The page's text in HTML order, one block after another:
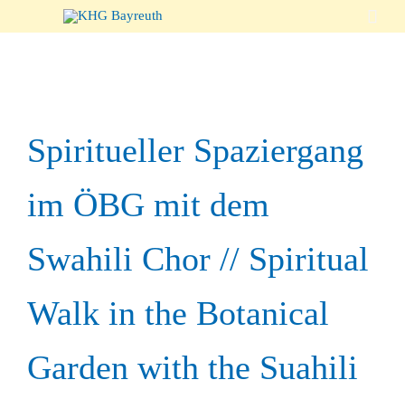

Spiritueller Spaziergang
im ÖBG mit dem
Swahili Chor // Spiritual
Walk in the Botanical
Garden with the Suahili